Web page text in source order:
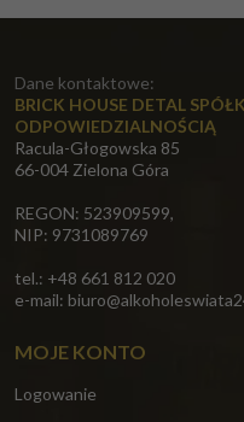
Dane kontaktowe:
BRICK HOUSE DETAL
ODPOWIEDZIALNOŚCIĄ
Racula-Głogowska 85
66-004 Zielona Góra
REGON: 523909599,
NIP: 9731089769
tel.: +48 661 812 020
e-mail:
MOJE KONTO
Logowanie